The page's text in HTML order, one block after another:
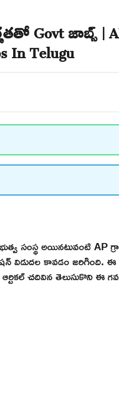
Govt జాబ్స్ |
In Telugu
సంస్థ అయినటువంటి
విడుదల కావడం జరిగింది. ఈ
చదివిన తెలుసుకొని ఈ